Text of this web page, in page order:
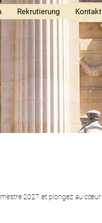
Rekrutierung Kontakt
2027 et plongez au cœur